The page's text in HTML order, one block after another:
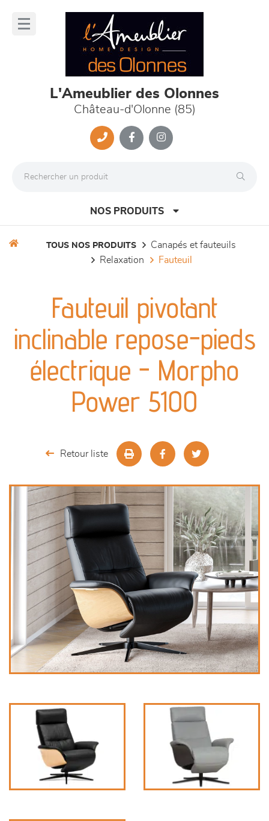
L'Ameublier des Olonnes
Château-d'Olonne (85)
NOS PRODUITS
meubles de complément
chambres et dressing
TOUS NOS PRODUITS
canapés et fauteuils
relaxation
fauteuil
Fauteuil pivotant
inclinable repose-pieds
électrique - Morpho
Power 5100
Retour liste